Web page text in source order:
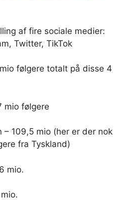
af fire sociale medier:
Twitter, TikTok
følgere totalt på disse 4
mio følgere
– 109,5 mio (her er der nok
fra Tyskland)
mio.